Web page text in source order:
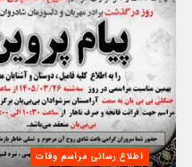
اطلاع رسانی مراسم وفات